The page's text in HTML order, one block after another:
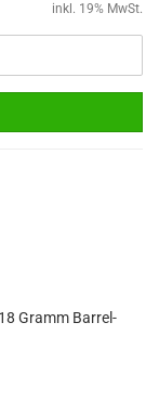
inkl. 19% MwSt.
Gramm Bar­rel­